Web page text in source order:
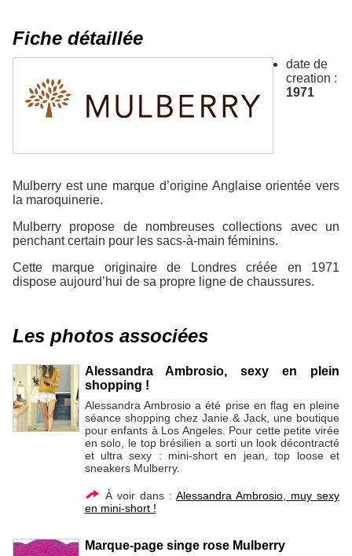
Fiche détaillée
date de
creation :
1971
Mulberry est une marque d’origine Anglaise orientée vers
la maroquinerie.
Mulberry propose de nombreuses collections avec un
penchant certain pour les sacs-à-main féminins.
Cette marque originaire de Londres créée en 1971
dispose aujourd’hui de sa propre ligne de chaussures.
Les photos associées
Alessandra Ambrosio, sexy en plein
shopping !
Alessandra Ambrosio a été prise en flag en pleine
séance shopping chez Janie & Jack, une boutique
pour enfants à Los Angeles. Pour cette petite virée
en solo, le top brésilien a sorti un look décontracté
et ultra sexy : mini-short en jean, top loose et
sneakers Mulberry.
À voir dans : Alessandra Ambrosio, muy sexy
en mini-short !
Marque-page singe rose Mulberry